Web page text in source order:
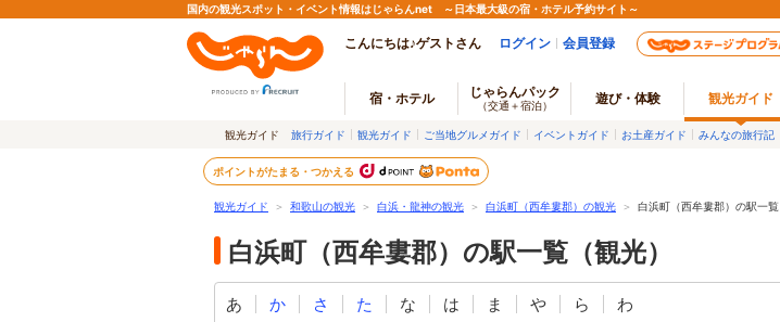
国内の観光スポット・イベント情報はじゃらんnet ～日本最大級の宿・ホテル予約サイト～
こんにちは♪ゲストさん ログイン 会員登録
宿・ホテル じゃらんパック
（交通＋宿泊） 遊び・体験 観光ガイド
観光ガイド 旅行ガイド 観光ガイド ご当地グルメガイド イベントガイド お土産ガイド みんなの旅行記
ポイントがたまる・つかえる
観光ガイド ＞ 和歌山の観光 ＞ 白浜・龍神の観光 ＞ 白浜町（西牟婁郡）の観光 ＞ 白浜町（西牟婁郡）の駅一覧
白浜町（西牟婁郡）の駅一覧（観光）
あ か さ た な は ま や ら わ